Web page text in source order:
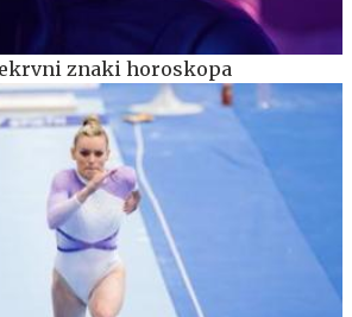
znaki horoskopa